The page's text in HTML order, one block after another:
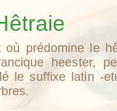
prédomine le
heester,
le suffixe latin -